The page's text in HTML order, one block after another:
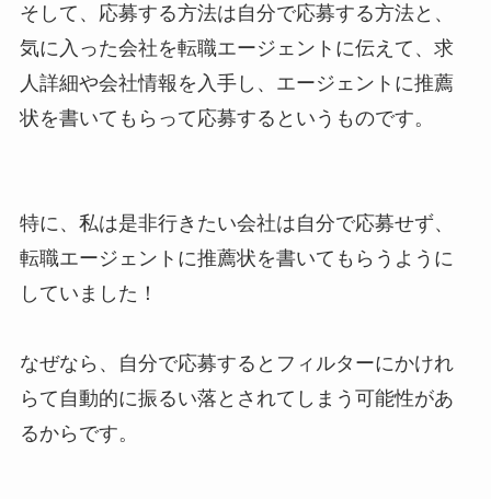
そして、応募する方法は自分で応募する方法と、
気に入った会社を転職エージェントに伝えて、求
人詳細や会社情報を入手し、エージェントに推薦
状を書いてもらって応募するというものです。
特に、私は是非行きたい会社は自分で応募せず、
転職エージェントに推薦状を書いてもらうように
していました！
なぜなら、自分で応募するとフィルターにかけれ
らて自動的に振るい落とされてしまう可能性があ
るからです。